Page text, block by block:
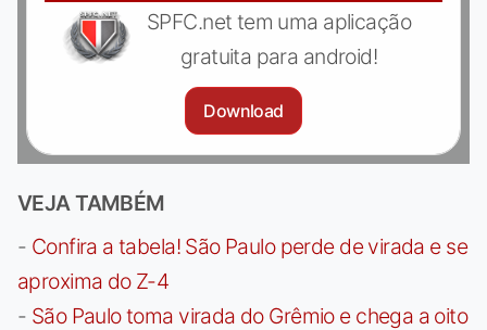
SPFC.net tem uma aplicação
gratuita para android!
Download
VEJA TAMBÉM
- Confira a tabela! São Paulo perde de virada e se
aproxima do Z-4
- São Paulo toma virada do Grêmio e chega a oito